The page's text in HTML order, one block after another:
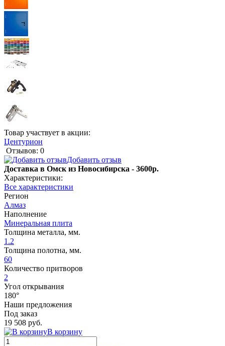
Товар участвует в акции:
Центурион
Отзывов: 0
Добавить отзыв
Доставка в Омск из Новосибирска - 3600р.
Характеристики:
Все характеристики
Регион
Алмаз
Наполнение
Минеральная плита
Толщина металла, мм.
1.2
Толщина полотна, мм.
60
Количество притворов
2
Угол открывания
180°
Наши предложения
Под заказ
19 508 руб.
В корзину